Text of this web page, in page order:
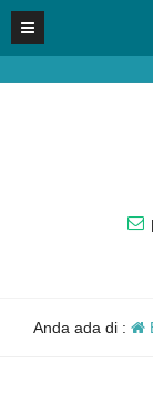
Anda ada di :